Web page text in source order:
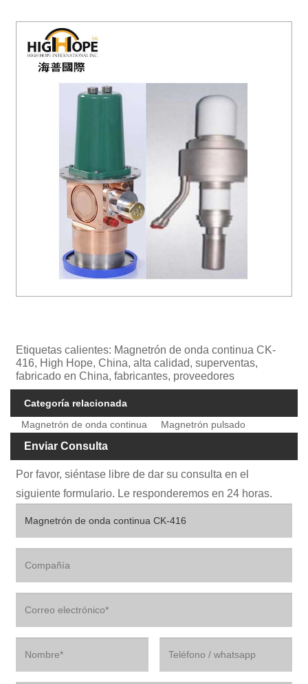
Etiquetas calientes: Magnetrón de onda continua CK-
416, High Hope, China, alta calidad, superventas,
fabricado en China, fabricantes, proveedores
Categoría relacionada
Magnetrón de onda continua
Magnetrón pulsado
Enviar Consulta
Por favor, siéntase libre de dar su consulta en el
siguiente formulario. Le responderemos en 24 horas.